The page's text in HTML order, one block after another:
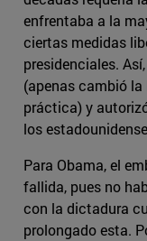
enfrentaba a la
ciertas medidas
presidenciales.
(apenas cambió la
práctica) y
los
Para Obama, el
fallida, pues no
con la dictadura
prolongado esta.